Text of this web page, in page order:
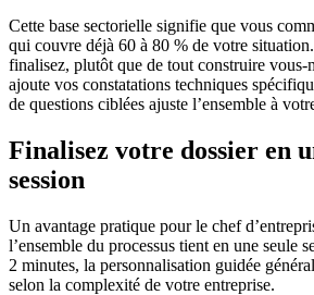
Cette base sectorielle signifie que vous
qui couvre déjà 60 à 80 % de votre
finalisez, plutôt que de tout construire vous-
ajoute vos constatations techniques
de questions ciblées ajuste l’ensemble à
Finalisez votre dossier en
session
Un avantage pratique pour le chef
l’ensemble du processus tient en une seule
2 minutes, la personnalisation guidée
selon la complexité de votre entreprise.